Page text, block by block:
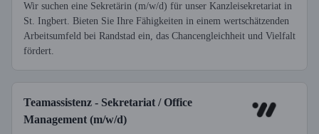
Wir suchen eine Sekretärin (m/w/d) für unser Kanzleisekretariat in
St. Ingbert. Bieten Sie Ihre Fähigkeiten in einem wertschätzenden
Arbeitsumfeld bei Randstad ein, das Chancengleichheit und Vielfalt
fördert.
Teamassistenz - Sekretariat / Office
Management (m/w/d)